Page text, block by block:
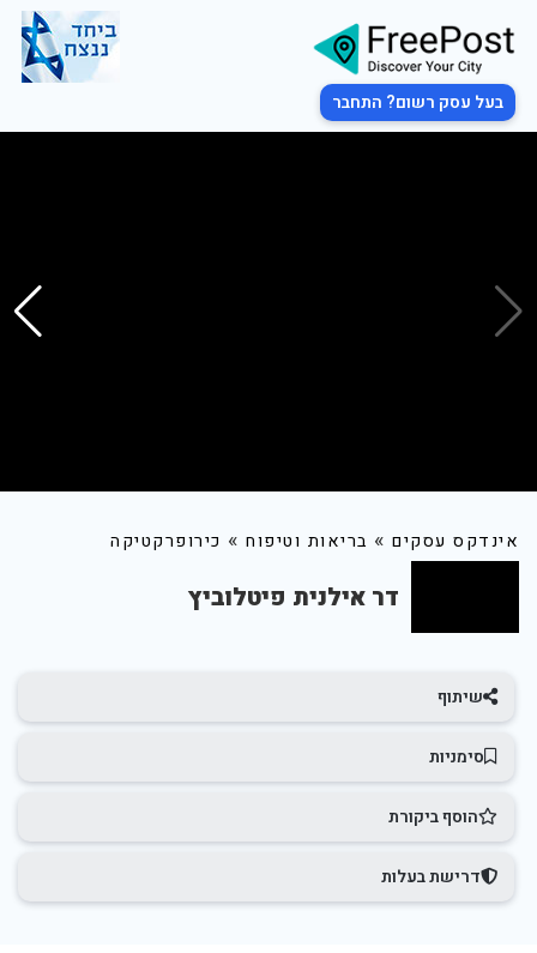
בעל עסק רשום? התחבר
אינדקס עסקים » בריאות וטיפוח » כירופרקטיקה
דר אילנית פיטלוביץ
שיתוף
סימניות
הוסף ביקורת
דרישת בעלות